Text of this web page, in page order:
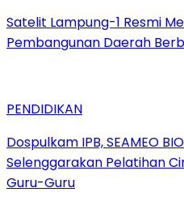
Satelit Lampung-1 Resmi
Pembangunan Daerah
PENDIDIKAN
Dospulkam IPB, SEAMEO
Selenggarakan Pelatihan
Guru-Guru